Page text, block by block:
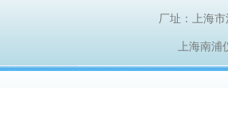
厂址：上海市
上海南浦